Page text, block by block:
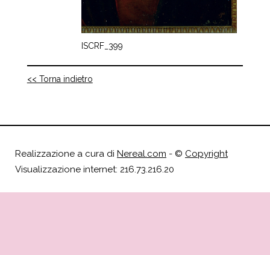
ISCRF_399
<< Torna indietro
Realizzazione a cura di Nereal.com - © Copyright
Visualizzazione internet: 216.73.216.20